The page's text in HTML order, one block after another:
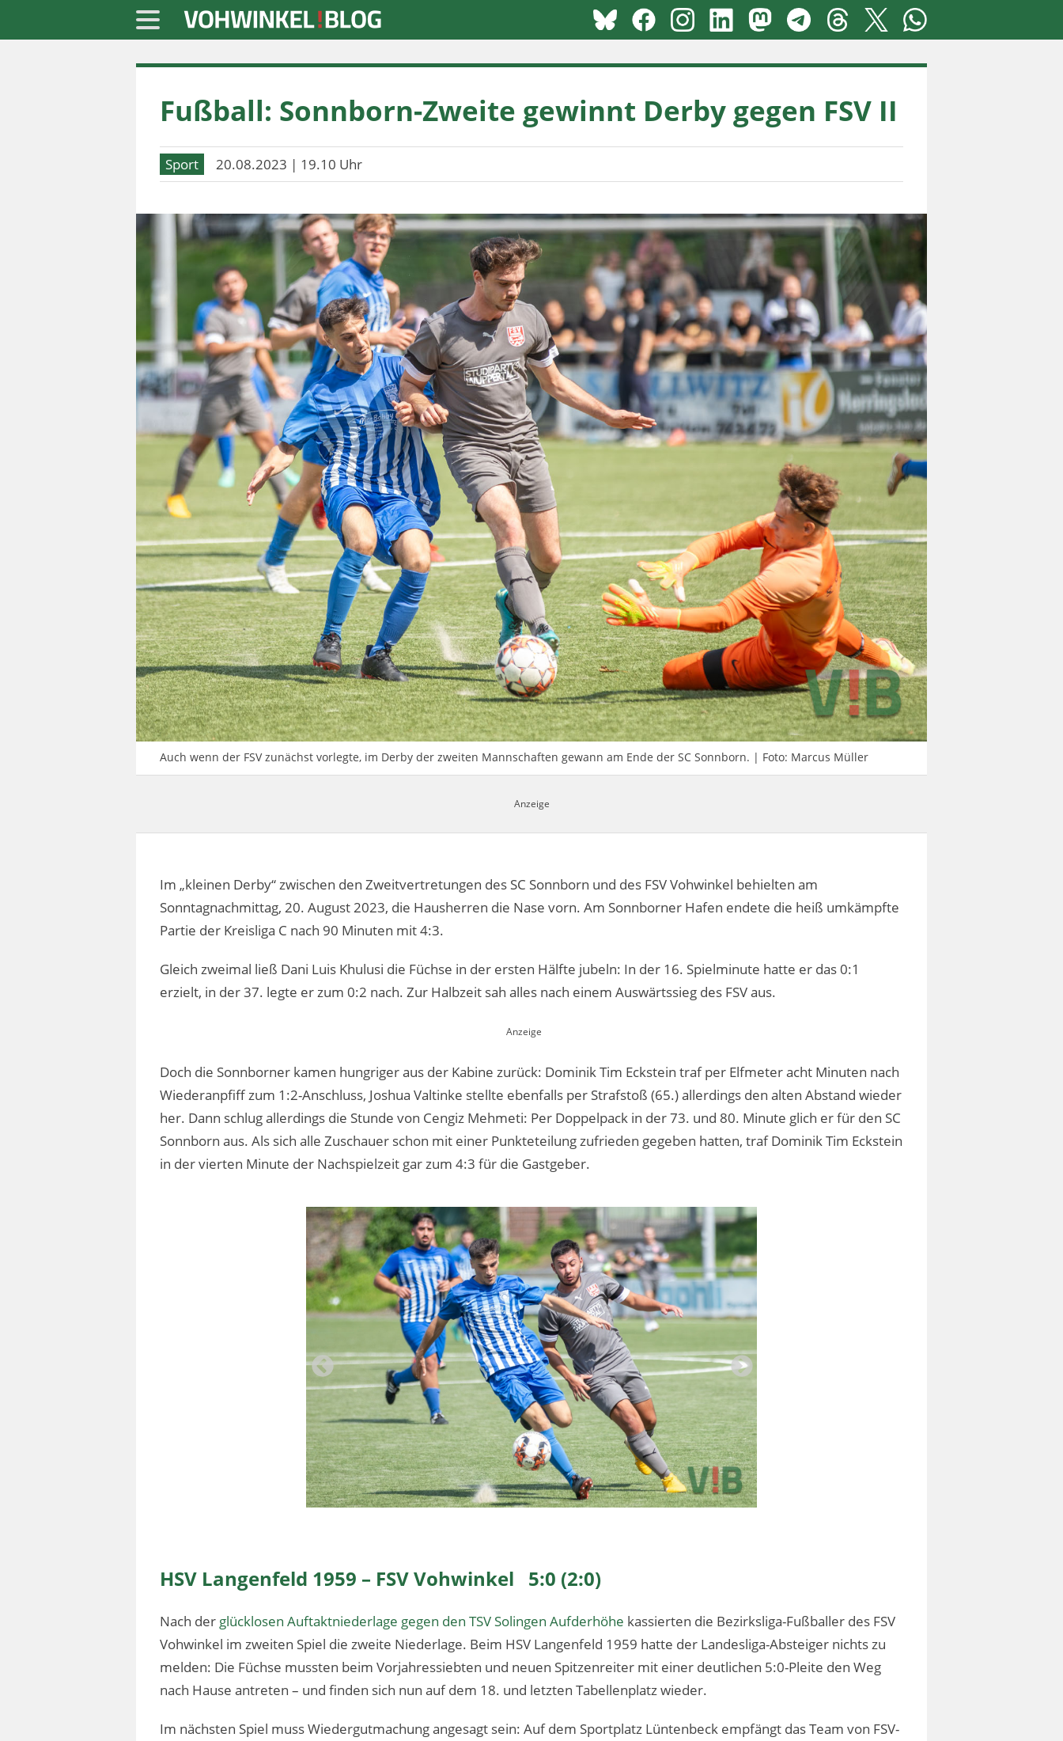
Startseite
» Blaulicht
» Notizen
» Sport
» Wirtschaft
Werbung
Datenschutz
Impressum
Fußball: Sonnborn-Zweite gewinnt Derby gegen FSV II
Sport 20.08.2023 | 19.10 Uhr
Auch wenn der FSV zunächst vorlegte, im Derby der zweiten Mannschaften gewann am Ende der SC Sonnborn. | Foto: Marcus Müller
Im „kleinen Derby“ zwischen den Zweitvertretungen des SC Sonnborn und des FSV Vohwinkel behielten am
Sonntagnachmittag, 20. August 2023, die Hausherren die Nase vorn. Am Sonnborner Hafen endete die heiß umkämpfte
Partie der Kreisliga C nach 90 Minuten mit 4:3.
Gleich zweimal ließ Dani Luis Khulusi die Füchse in der ersten Hälfte jubeln: In der 16. Spielminute hatte er das 0:1
erzielt, in der 37. legte er zum 0:2 nach. Zur Halbzeit sah alles nach einem Auswärtssieg des FSV aus.
Doch die Sonnborner kamen hungriger aus der Kabine zurück: Dominik Tim Eckstein traf per Elfmeter acht Minuten nach
Wiederanpfiff zum 1:2-Anschluss, Joshua Valtinke stellte ebenfalls per Strafstoß (65.) allerdings den alten Abstand wieder
her. Dann schlug allerdings die Stunde von Cengiz Mehmeti: Per Doppelpack in der 73. und 80. Minute glich er für den SC
Sonnborn aus. Als sich alle Zuschauer schon mit einer Punkteteilung zufrieden gegeben hatten, traf Dominik Tim Eckstein
in der vierten Minute der Nachspielzeit gar zum 4:3 für die Gastgeber.
HSV Langenfeld 1959 – FSV Vohwinkel 5:0 (2:0)
Nach der glücklosen Auftaktniederlage gegen den TSV Solingen Aufderhöhe kassierten die Bezirksliga-Fußballer des FSV
Vohwinkel im zweiten Spiel die zweite Niederlage. Beim HSV Langenfeld 1959 hatte der Landesliga-Absteiger nichts zu
melden: Die Füchse mussten beim Vorjahressiebten und neuen Spitzenreiter mit einer deutlichen 5:0-Pleite den Weg
nach Hause antreten – und finden sich nun auf dem 18. und letzten Tabellenplatz wieder.
Im nächsten Spiel muss Wiedergutmachung angesagt sein: Auf dem Sportplatz Lüntenbeck empfängt das Team von FSV-